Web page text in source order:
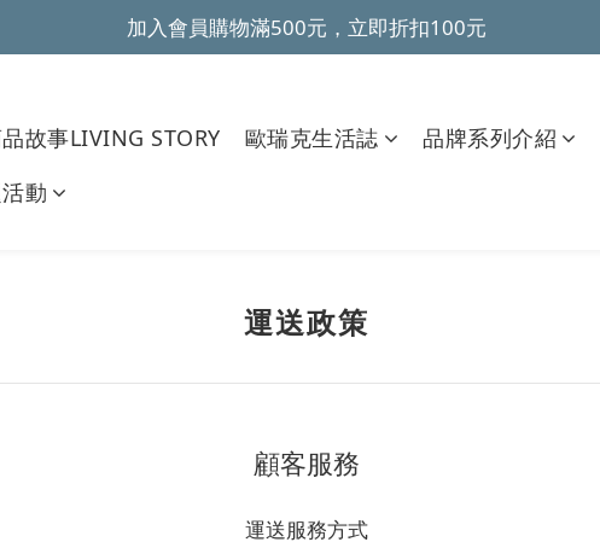
~全館滿499元免運~
加入會員購物滿500元，立即折扣100元
故事LIVING STORY 歐瑞克生活誌 品牌系列介紹
動
運送政策
顧客服務
運送服務方式